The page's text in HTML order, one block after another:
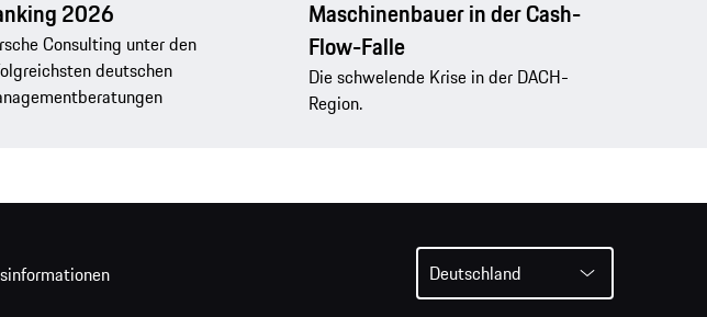
2026
Consulting unter den
deutschen
Maschinenbauer in der Cash-
Flow-Falle
Die schwelende Krise in der DACH-
Region.
Deutschland